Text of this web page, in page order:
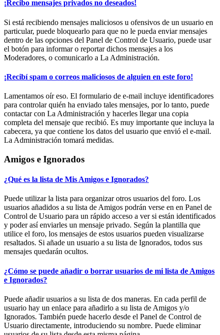
¡Recibo mensajes privados no deseados!
Si está recibiendo mensajes maliciosos u ofensivos de un usuario en
particular, puede bloquearlo para que no le pueda enviar mensajes
dentro de las opciones del Panel de Control de Usuario, puede usar
el botón para informar o reportar dichos mensajes a los
Moderadores, o comunicarlo a La Administración.
¡Recibí spam o correos maliciosos de alguien en este foro!
Lamentamos oír eso. El formulario de e-mail incluye identificadores
para controlar quién ha enviado tales mensajes, por lo tanto, puede
contactar con La Administración y hacerles llegar una copia
completa del mensaje que recibió. Es muy importante que incluya la
cabecera, ya que contiene los datos del usuario que envió el e-mail.
La Administración tomará medidas.
Amigos e Ignorados
¿Qué es la lista de Mis Amigos e Ignorados?
Puede utilizar la lista para organizar otros usuarios del foro. Los
usuarios añadidos a su lista de Amigos podrán verse en en Panel de
Control de Usuario para un rápido acceso a ver si están identificados
y poder así enviarles un mensaje privado. Según la plantilla que
utilice el foro, los mensajes de estos usuarios pueden visualizarse
resaltados. Si añade un usuario a su lista de Ignorados, todos sus
mensajes quedarán ocultos.
¿Cómo se puede añadir o borrar usuarios de mi lista de Amigos
e Ignorados?
Puede añadir usuarios a su lista de dos maneras. En cada perfil de
usuario hay un enlace para añadirlo a su lista de Amigos y/o
Ignorados. También puede hacerlo desde el Panel de Control de
Usuario directamente, introduciendo su nombre. Puede eliminar